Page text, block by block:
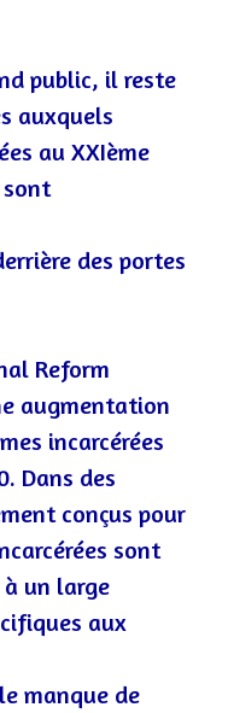
public, il reste
auxquels
au XXIème
sont
des portes
Reform
augmentation
incarcérées
Dans des
conçus pour
sont
un large
aux
manque de